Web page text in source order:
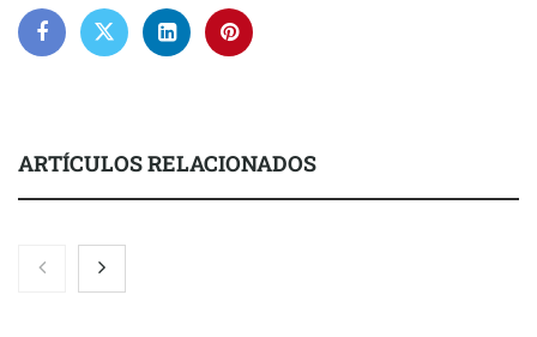
ARTÍCULOS RELACIONADOS